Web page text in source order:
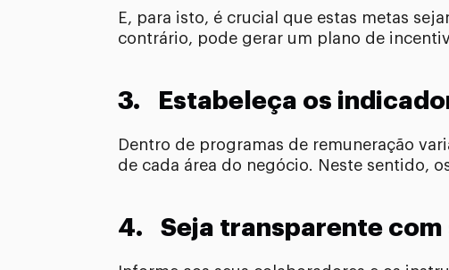
E, para isto, é crucial que estas metas
contrário, pode gerar um plano de
3. Estabeleça os
Dentro de programas de remuneração
de cada área do negócio. Neste sentido,
4. Seja transparente com